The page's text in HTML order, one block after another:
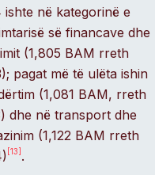
ishte në kategorinë e
së financave dhe
(1,805 BAM rreth
pagat më të ulëta ishin
(1,081 BAM, rreth
dhe në transport dhe
(1,122 BAM rreth
[13] .